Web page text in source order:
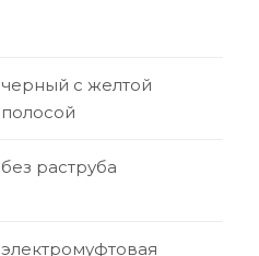
черный с желтой
полосой
без раструба
электромуфтовая